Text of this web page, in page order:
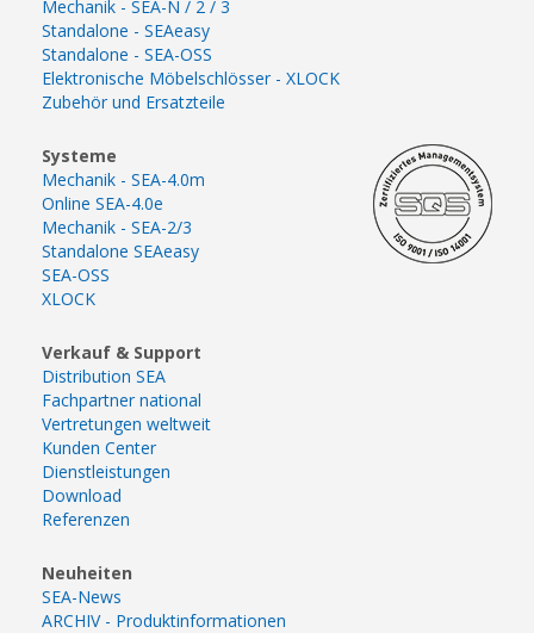
Mechanik - SEA-N / 2 / 3
Standalone - SEAeasy
Standalone - SEA-OSS
Elektronische Möbelschlösser - XLOCK
Zubehör und Ersatzteile
Systeme
Mechanik - SEA-4.0m
Online SEA-4.0e
Mechanik - SEA-2/3
Standalone SEAeasy
SEA-OSS
XLOCK
Verkauf & Support
Distribution SEA
Fachpartner national
Vertretungen weltweit
Kunden Center
Dienstleistungen
Download
Referenzen
Neuheiten
SEA-News
ARCHIV - Produktinformationen